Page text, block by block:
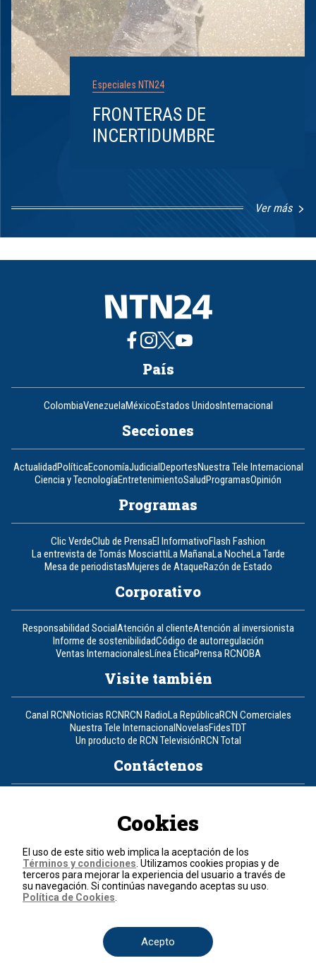
Especiales NTN24
FRONTERAS DE
INCERTIDUMBRE
Ver más
8
País
ColombiaVenezuelaMéxicoEstados UnidosInternacional
Secciones
ActualidadPolíticaEconomíaJudicialDeportesNuestra Tele Internacional
Ciencia y TecnologíaEntretenimientoSaludProgramasOpinión
Programas
Clic VerdeClub de PrensaEl InformativoFlash Fashion
La entrevista de Tomás MosciattiLa MañanaLa NocheLa Tarde
Mesa de periodistasMujeres de AtaqueRazón de Estado
Corporativo
Responsabilidad SocialAtención al clienteAtención al inversionista
Informe de sostenibilidadCódigo de autorregulación
Ventas InternacionalesLínea ÉticaPrensa RCNOBA
Visite también
Canal RCNNoticias RCNRCN RadioLa RepúblicaRCN Comerciales
Nuestra Tele InternacionalNovelasFidesTDT
Un producto de RCN TelevisiónRCN Total
Contáctenos
Política de cookies
Términos y condiciones
© 2026, RCN Medios.
Todos los derechos reservados.
Cookies
El uso de este sitio web implica la aceptación de los
Términos y condiciones . Utilizamos cookies propias y de
terceros para mejorar la experiencia del usuario a través de
su navegación. Si continúas navegando aceptas su uso.
Política de Cookies
Acepto